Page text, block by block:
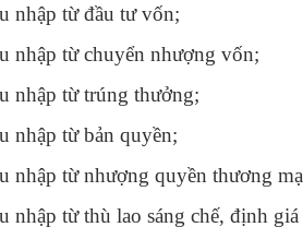
nhập từ đầu tư vốn;
nhập từ chuyển nhượng vốn;
nhập từ trúng thưởng;
nhập từ bản quyền;
nhập từ nhượng quyền thương
nhập từ thù lao sáng chế, định